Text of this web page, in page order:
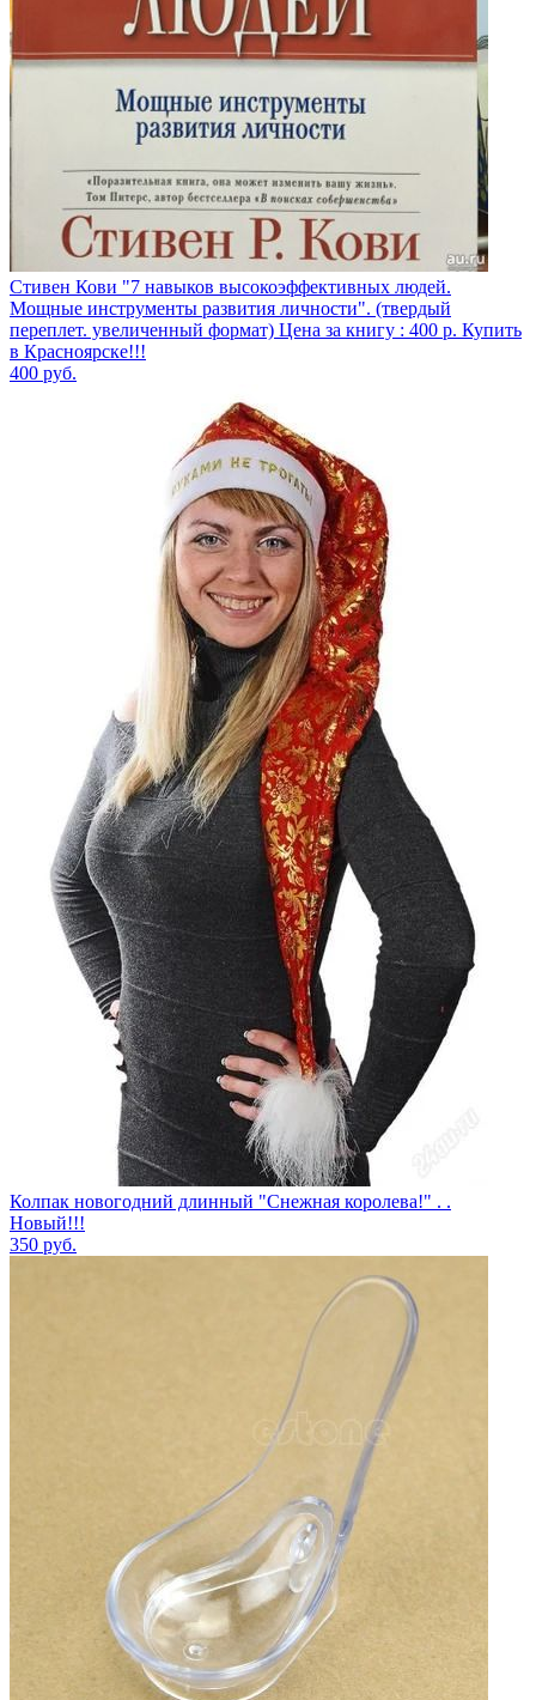
Стивен Кови "7 навыков высокоэффективных людей.
Мощные инструменты развития личности". (твердый
переплет. увеличенный формат) Цена за книгу : 400 р. Купить
в Красноярске!!!
400 руб.
Колпак новогодний длинный "Снежная королева!" . .
Новый!!!
350 руб.